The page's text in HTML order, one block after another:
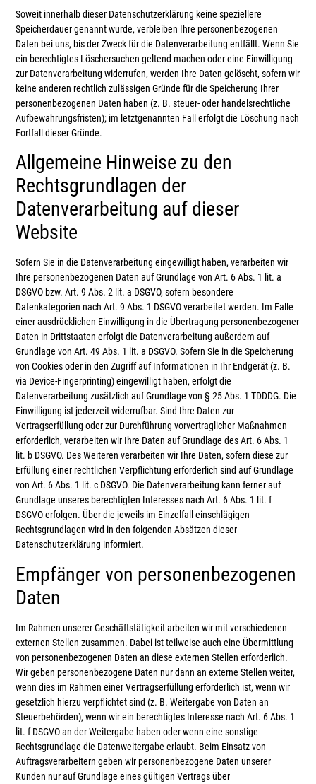
Soweit innerhalb dieser Datenschutzerklärung keine speziellere
Speicherdauer genannt wurde, verbleiben Ihre personenbezogenen
Daten bei uns, bis der Zweck für die Datenverarbeitung entfällt. Wenn Sie
ein berechtigtes Löschersuchen geltend machen oder eine Einwilligung
zur Datenverarbeitung widerrufen, werden Ihre Daten gelöscht, sofern wir
keine anderen rechtlich zulässigen Gründe für die Speicherung Ihrer
personenbezogenen Daten haben (z. B. steuer- oder handelsrechtliche
Aufbewahrungsfristen); im letztgenannten Fall erfolgt die Löschung nach
Fortfall dieser Gründe.
Allgemeine Hinweise zu den
Rechtsgrundlagen der
Datenverarbeitung auf dieser
Website
Sofern Sie in die Datenverarbeitung eingewilligt haben, verarbeiten wir
Ihre personenbezogenen Daten auf Grundlage von Art. 6 Abs. 1 lit. a
DSGVO bzw. Art. 9 Abs. 2 lit. a DSGVO, sofern besondere
Datenkategorien nach Art. 9 Abs. 1 DSGVO verarbeitet werden. Im Falle
einer ausdrücklichen Einwilligung in die Übertragung personenbezogener
Daten in Drittstaaten erfolgt die Datenverarbeitung außerdem auf
Grundlage von Art. 49 Abs. 1 lit. a DSGVO. Sofern Sie in die Speicherung
von Cookies oder in den Zugriff auf Informationen in Ihr Endgerät (z. B.
via Device-Fingerprinting) eingewilligt haben, erfolgt die
Datenverarbeitung zusätzlich auf Grundlage von § 25 Abs. 1 TDDDG. Die
Einwilligung ist jederzeit widerrufbar. Sind Ihre Daten zur
Vertragserfüllung oder zur Durchführung vorvertraglicher Maßnahmen
erforderlich, verarbeiten wir Ihre Daten auf Grundlage des Art. 6 Abs. 1
lit. b DSGVO. Des Weiteren verarbeiten wir Ihre Daten, sofern diese zur
Erfüllung einer rechtlichen Verpflichtung erforderlich sind auf Grundlage
von Art. 6 Abs. 1 lit. c DSGVO. Die Datenverarbeitung kann ferner auf
Grundlage unseres berechtigten Interesses nach Art. 6 Abs. 1 lit. f
DSGVO erfolgen. Über die jeweils im Einzelfall einschlägigen
Rechtsgrundlagen wird in den folgenden Absätzen dieser
Datenschutzerklärung informiert.
Empfänger von personenbezogenen
Daten
Im Rahmen unserer Geschäftstätigkeit arbeiten wir mit verschiedenen
externen Stellen zusammen. Dabei ist teilweise auch eine Übermittlung
von personenbezogenen Daten an diese externen Stellen erforderlich.
Wir geben personenbezogene Daten nur dann an externe Stellen weiter,
wenn dies im Rahmen einer Vertragserfüllung erforderlich ist, wenn wir
gesetzlich hierzu verpflichtet sind (z. B. Weitergabe von Daten an
Steuerbehörden), wenn wir ein berechtigtes Interesse nach Art. 6 Abs. 1
lit. f DSGVO an der Weitergabe haben oder wenn eine sonstige
Rechtsgrundlage die Datenweitergabe erlaubt. Beim Einsatz von
Auftragsverarbeitern geben wir personenbezogene Daten unserer
Kunden nur auf Grundlage eines gültigen Vertrags über